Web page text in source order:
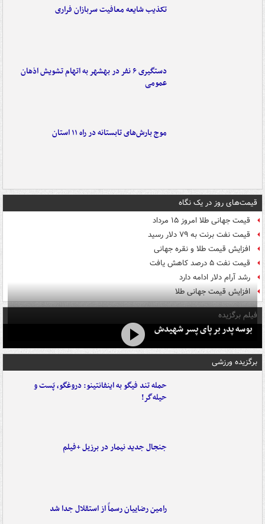
تکذیب شایعه معافیت سربازان فراری
دستگیری ۶ نفر در بهشهر به اتهام تشویش اذهان
عمومی
موج بارش‌های تابستانه در راه ۱۱ استان
قیمت‌های روز در یک نگاه
قیمت جهانی طلا امروز ۱۵ مرداد
قیمت نفت برنت به ۷۹ دلار رسید
افزایش قیمت طلا و نقره جهانی
قیمت نفت ۵ درصد کاهش یافت
رشد آرام دلار ادامه دارد
افزایش قیمت جهانی طلا
فیلم برگزیده
بوسه‌ پدر بر پای پسر شهیدش
برگزیده ورزشی
حمله تند فیگو به اینفانتینو: دروغگو، پَست‌ و
حیله‌گر!
جنجال جدید نیمار در برزیل +فیلم
رامین رضاییان رسماً از استقلال جدا شد